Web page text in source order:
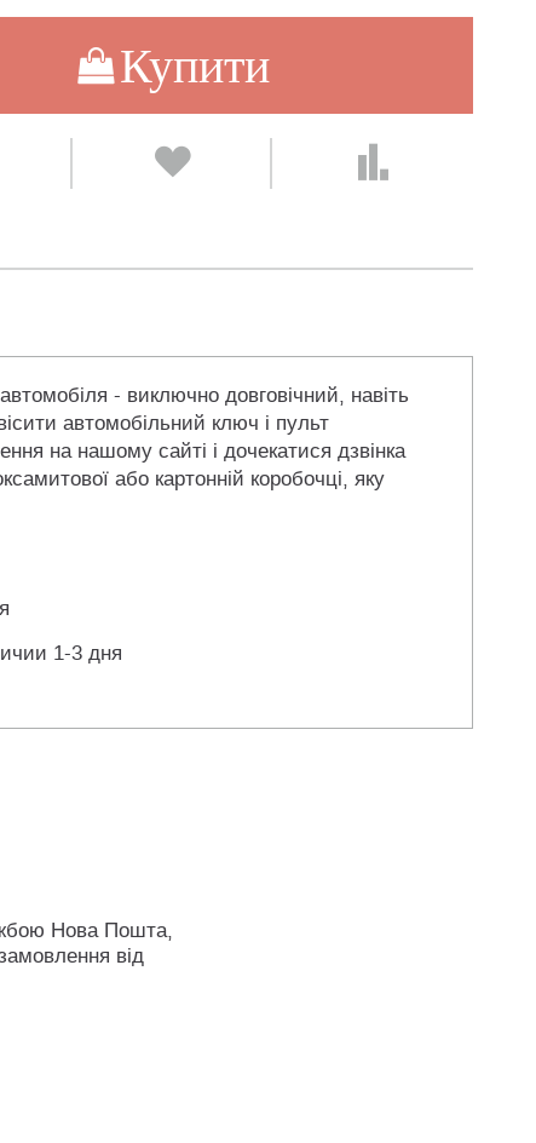
Купити
- виключно довговічний, навіть
автомобільний ключ і пульт
на нашому сайті і дочекатися дзвінка
або картонній коробочці, яку
1-3 дня
Нова Пошта,
від